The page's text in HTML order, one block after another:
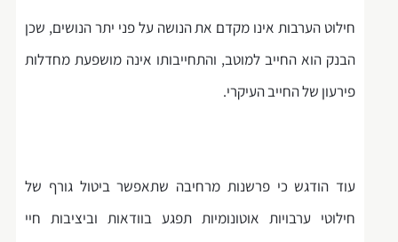
חילוט הערבות אינו מקדם את הנושה על פני יתר הנושים, שכן
הבנק הוא החייב למוטב, והתחייבותו אינה מושפעת מחדלות
פירעון של החייב העיקרי.
עוד הודגש כי פרשנות מרחיבה שתאפשר ביטול גורף של
חילוטי ערבויות אוטונומיות תפגע בוודאות וביציבות חיי